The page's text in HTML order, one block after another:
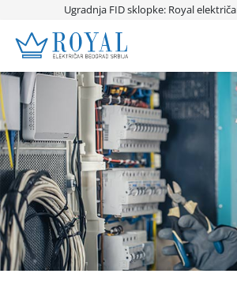
Ugradnja FID sklopke: Royal